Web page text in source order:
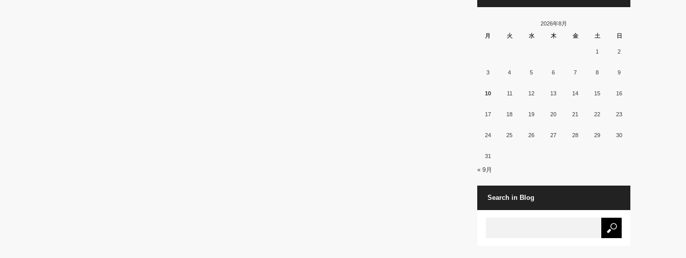
2026年8月
月
火 水 木 金 土 日
1 2
3 4 5 6 7 8 9
10 11 12 13 14 15 16
17 18 19 20 21 22 23
24 25 26 27 28 29 30
31
« 9月
Search in Blog